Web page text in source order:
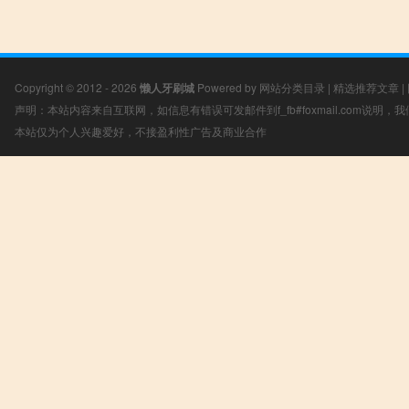
Copyright © 2012 - 2026 懒人牙刷城 Powered by 网站分类目录 | 精选推荐文章 |
声明：本站内容来自互联网，如信息有错误可发邮件到f_fb#foxmail.com说明，
本站仅为个人兴趣爱好，不接盈利性广告及商业合作